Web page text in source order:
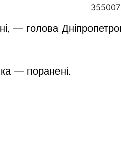
— голова
— поранені.